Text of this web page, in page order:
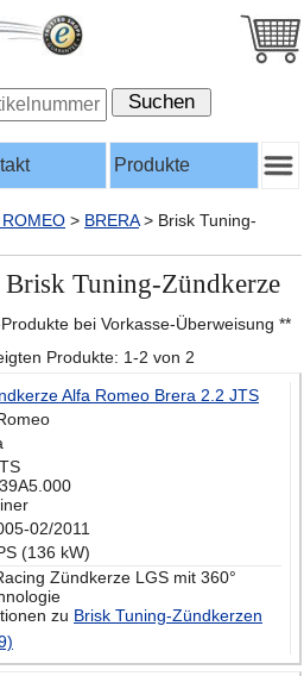
Produkte
> BRERA > Brisk Tuning-
Tuning-Zündkerze
bei Vorkasse-Überweisung **
Produkte: 1-2 von 2
Alfa Romeo Brera 2.2 JTS
02/2011
(136 kW)
Zündkerze LGS mit 360°
zu Brisk Tuning-Zündkerzen